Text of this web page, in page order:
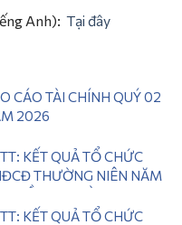
Anh): Tại đây
CÁO TÀI CHÍNH QUÝ 02
2026
KẾT QUẢ TỔ CHỨC
THƯỜNG NIÊN NĂM
06/2026)
KẾT QUẢ TỔ CHỨC